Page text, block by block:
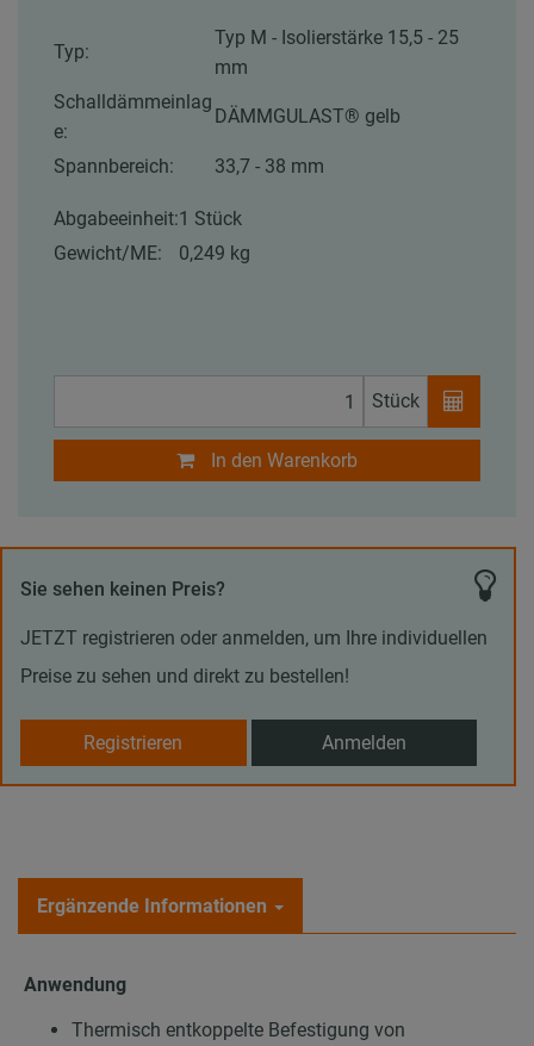
Typ:
Typ M - Isolierstärke 15,5 - 25
mm
Schalldämmeinlag
e:
DÄMMGULAST® gelb
Spannbereich: 33,7 - 38 mm
Abgabeeinheit:1 Stück
Gewicht/ME:
0,249 kg
Stück
In den Warenkorb
Sie sehen keinen Preis?
JETZT registrieren oder anmelden, um Ihre individuellen
Preise zu sehen und direkt zu bestellen!
Registrieren Anmelden
Ergänzende Informationen
Anwendung
Thermisch entkoppelte Befestigung von